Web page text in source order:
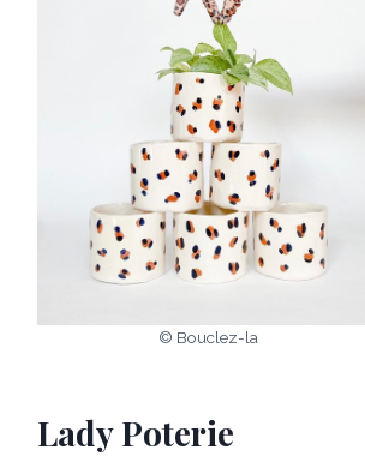
© Bouclez-la
Lady Poterie